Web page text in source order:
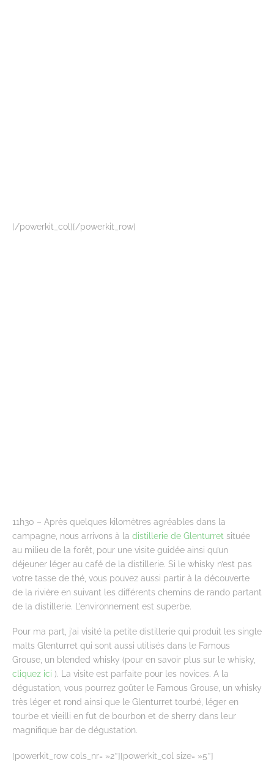
[/powerkit_col][/powerkit_row]
11h30 – Après quelques kilomètres agréables dans la
campagne, nous arrivons à la distillerie de Glenturret située
au milieu de la forêt, pour une visite guidée ainsi qu’un
déjeuner léger au café de la distillerie. Si le whisky n’est pas
votre tasse de thé, vous pouvez aussi partir à la découverte
de la rivière en suivant les différents chemins de rando partant
de la distillerie. L’environnement est superbe.
Pour ma part, j’ai visité la petite distillerie qui produit les single
malts Glenturret qui sont aussi utilisés dans le Famous
Grouse, un blended whisky (pour en savoir plus sur le whisky,
cliquez ici ). La visite est parfaite pour les novices. A la
dégustation, vous pourrez goûter le Famous Grouse, un whisky
très léger et rond ainsi que le Glenturret tourbé, léger en
tourbe et vieilli en fut de bourbon et de sherry dans leur
magnifique bar de dégustation.
[powerkit_row cols_nr= »2″][powerkit_col size= »5″]